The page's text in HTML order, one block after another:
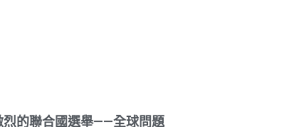
烈的聯合國選舉——全球問題